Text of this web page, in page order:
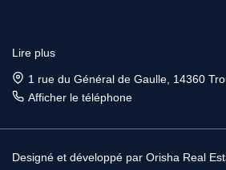
Lire plus
1 rue du Général de Gaulle, 14360
Afficher le téléphone
Designé et développé par Orisha Real